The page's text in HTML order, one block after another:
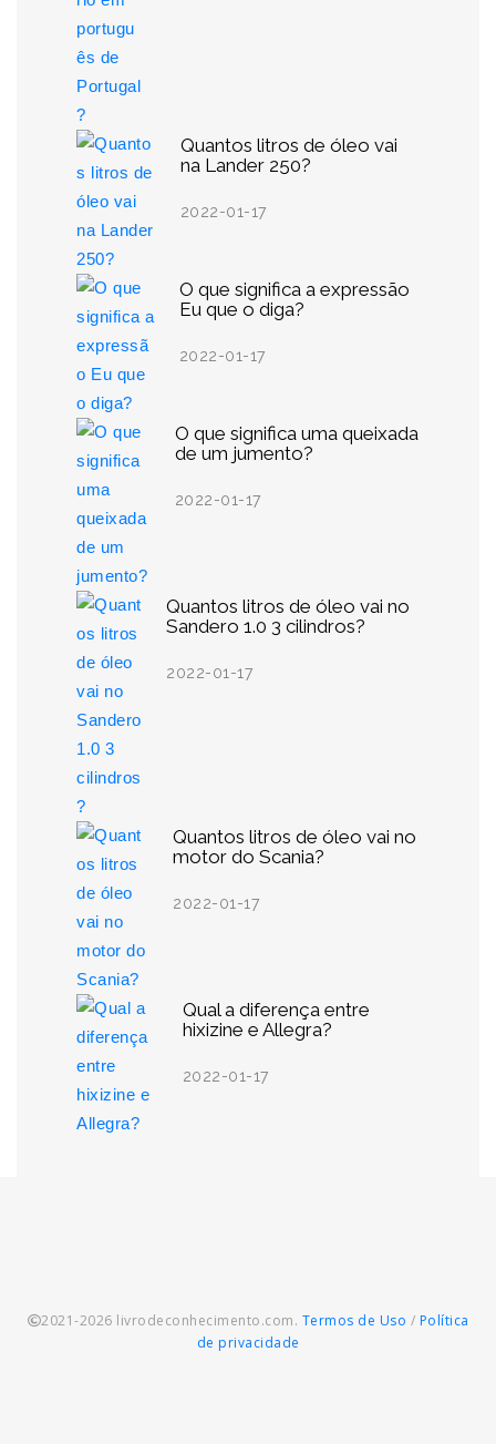
Quantos litros de óleo vai
na Lander 250?
2022-01-17
O que significa a expressão
Eu que o diga?
2022-01-17
O que significa uma queixada
de um jumento?
2022-01-17
Quantos litros de óleo vai no
Sandero 1.0 3 cilindros?
2022-01-17
Quantos litros de óleo vai no
motor do Scania?
2022-01-17
Qual a diferença entre
hixizine e Allegra?
2022-01-17
2021-2026 livrodeconhecimento.com. Termos de Uso / Política
de privacidade